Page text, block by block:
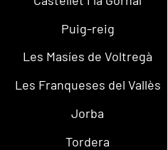
Puig-reig
Les Masíes de Voltregà
Les Franqueses del Vallès
Jorba
Tordera